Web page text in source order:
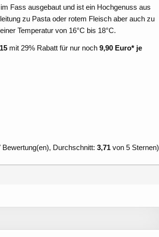
Fass ausgebaut und ist ein Hochgenuss aus
zu Pasta oder rotem Fleisch aber auch zu
Temperatur von 16°C bis 18°C.
mit 29% Rabatt für nur noch9,90 Euro* je
Bewertung(en), Durchschnitt:3,71 von 5 Sternen)